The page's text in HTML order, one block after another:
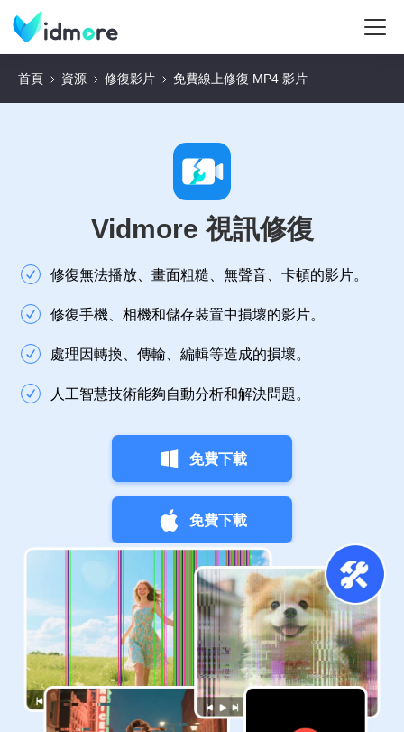
首頁 資源 修復影片 免費線上修復 MP4 影片
Vidmore 視訊修復
修復無法播放、畫面粗糙、無聲音、卡頓的影片。
修復手機、相機和儲存裝置中損壞的影片。
處理因轉換、傳輸、編輯等造成的損壞。
人工智慧技術能夠自動分析和解決問題。
免費下載
免費下載